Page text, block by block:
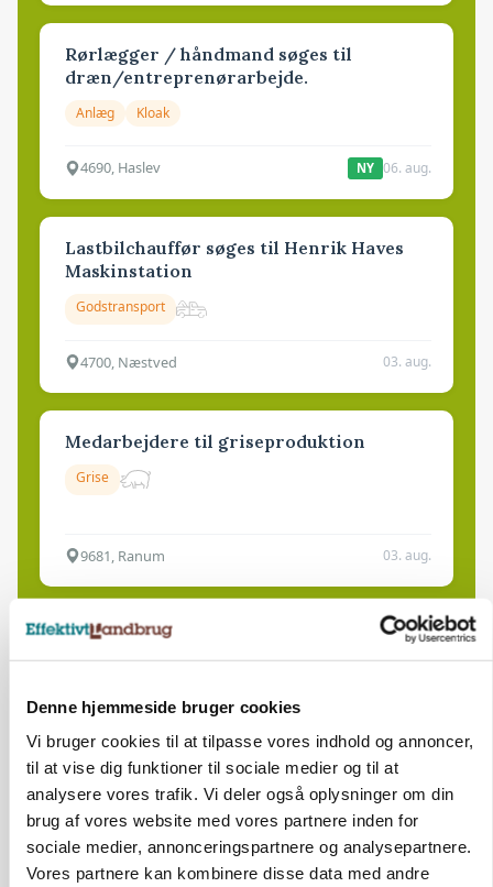
Denne hjemmeside bruger cookies
Vi bruger cookies til at tilpasse vores indhold og annoncer,
til at vise dig funktioner til sociale medier og til at
analysere vores trafik. Vi deler også oplysninger om din
brug af vores website med vores partnere inden for
sociale medier, annonceringspartnere og analysepartnere.
Vores partnere kan kombinere disse data med andre
Rørlægger / håndmand søges til
dræn/entreprenørarbejde.
Anlæg Kloak
4690, Haslev NY 06. aug.
Lastbilchauffør søges til Henrik Haves
Maskinstation
Godstransport
4700, Næstved 03. aug.
Medarbejdere til griseproduktion
Grise
9681, Ranum 03. aug.
Kalvepasser til ejendom i udvikling søges
6392, Bolderslev 03. aug.
Leder til klimastald
Klimastald